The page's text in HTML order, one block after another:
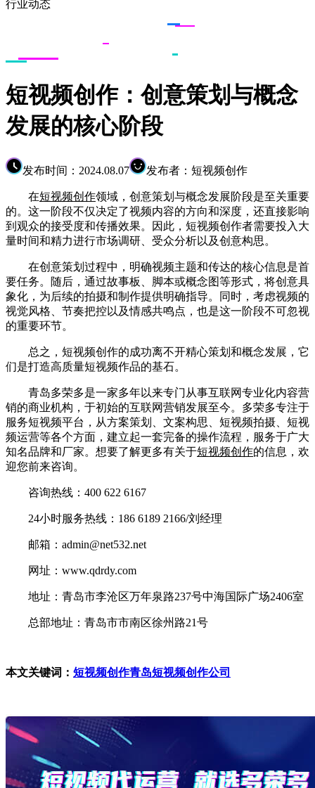
行业动态
短视频创作：创意策划与概念
发展的核心阶段
发布时间：2024.08.07 发布者：短视频创作
在短视频创作领域，创意策划与概念发展阶段是至关重要
的。这一阶段不仅决定了视频内容的方向和深度，还直接影响
到观众的接受度和传播效果。因此，短视频创作者需要投入大
量时间和精力进行市场调研、受众分析以及创意构思。
在创意策划过程中，明确视频主题和传达的核心信息是首
要任务。随后，通过故事板、脚本或概念图等形式，将创意具
象化，为后续的拍摄和制作提供明确指导。同时，考虑视频的
视觉风格、节奏把控以及情感共鸣点，也是这一阶段不可忽视
的重要环节。
总之，短视频创作的成功离不开精心策划和概念发展，它
们是打造高质量短视频作品的基石。
青岛多荣多是一家多年以来专门从事互联网专业化内容营
销的商业机构，于初始的互联网营销发展至今。多荣多专注于
服务短视频平台，从方案策划、文案构思、短视频拍摄、短视
频运营等各个方面，建立起一套完备的操作流程，服务于广大
知名品牌和厂家。想要了解更多有关于短视频创作的信息，欢
迎您前来咨询。
咨询热线：400 622 6167
24小时服务热线：186 6189 2166/刘经理
邮箱：admin@net532.net
网址：www.qdrdy.com
地址：青岛市李沧区万年泉路237号中海国际广场2406室
总部地址：青岛市市南区徐州路21号
本文关键词： 短视频创作青岛短视频创作公司